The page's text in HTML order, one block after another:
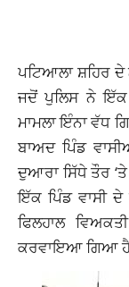
ਪਟਿਆਲਾ ਸ਼ਹਿਰ
ਜਦੋਂ ਪੁਲਿਸ ਨੇ ਇੱਕ
ਮਾਮਲਾ ਇੰਨਾ ਵੱਧ
ਬਾਅਦ ਪਿੰਡ
ਦੁਆਰਾ ਸਿੱਧੇ ਤੌਰ
ਇੱਕ ਪਿੰਡ ਵਾਸੀ
ਫਿਲਹਾਲ
ਕਰਵਾਇਆ ਗਿਆ